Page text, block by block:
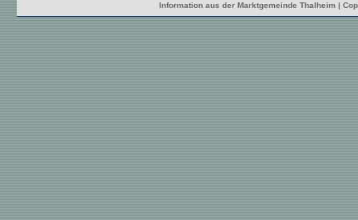
Information aus der Marktgemeinde Thalheim |